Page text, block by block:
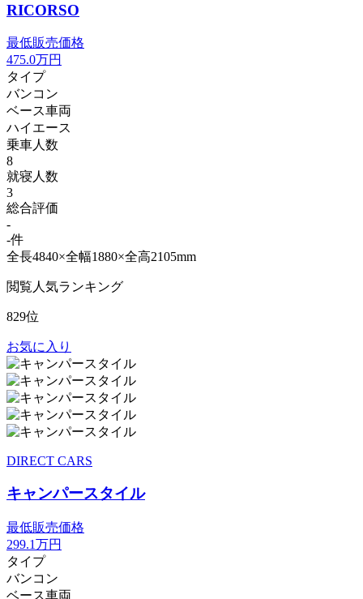
RICORSO
最低販売価格
475.0万円
タイプ
バンコン
ベース車両
ハイエース
乗車人数
8
就寝人数
3
総合評価
-
-件
全長4840×全幅1880×全高2105mm
閲覧人気ランキング
829位
お気に入り
DIRECT CARS
キャンパースタイル
最低販売価格
299.1万円
タイプ
バンコン
ベース車両